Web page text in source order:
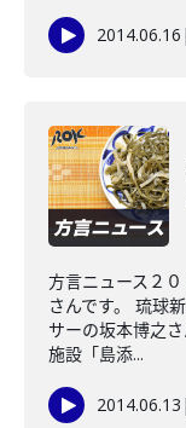
2014.06.16 |
方言ニュース２
さんです。 琉球
サーの坂本博之
施設「島添...
2014.06.13 |